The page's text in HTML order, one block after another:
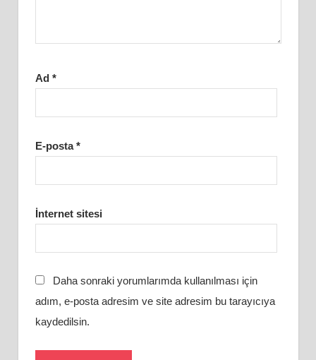
Ad *
E-posta*
İnternet sitesi
Daha sonraki yorumlarımda kullanılması için
adım, e-posta adresim ve site adresim bu tarayıcıya
kaydedilsin.